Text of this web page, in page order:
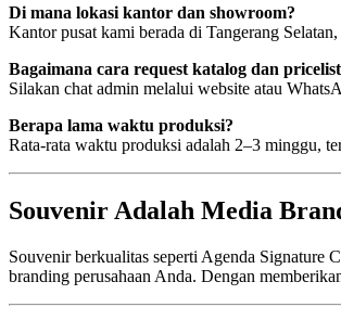
Di mana lokasi kantor dan showroom?
Kantor pusat kami berada di Tangerang
Bagaimana cara request katalog dan
Silakan chat admin melalui website atau
Berapa lama waktu produksi?
Rata-rata waktu produksi adalah 2–3 minggu,
Souvenir Adalah Media
Souvenir berkualitas seperti Agenda Signature
branding perusahaan Anda. Dengan